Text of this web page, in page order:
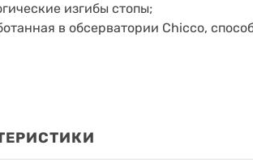
изгибы стопы;
в обсерватории Chicco,